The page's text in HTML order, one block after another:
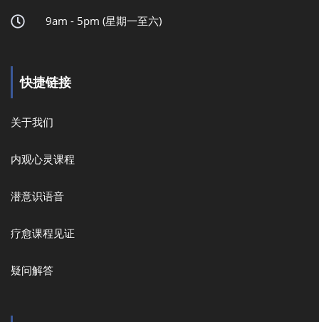
9am - 5pm (星期一至六)
快捷链接
关于我们
内观心灵课程
潜意识语音
疗愈课程见证
疑问解答